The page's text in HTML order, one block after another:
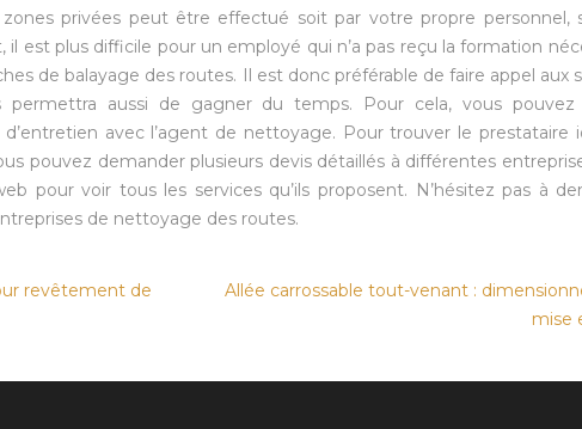
privées peut être effectué soit par votre propre personnel,
est plus difficile pour un employé qui n’a pas reçu la formation
de balayage des routes. Il est donc préférable de faire appel aux
permettra aussi de gagner du temps. Pour cela, vous pouvez
avec l’agent de nettoyage. Pour trouver le prestataire
pouvez demander plusieurs devis détaillés à différentes
pour voir tous les services qu’ils proposent. N’hésitez pas à
de nettoyage des routes.
revêtement de
Allée carrossable tout-venant :
mise